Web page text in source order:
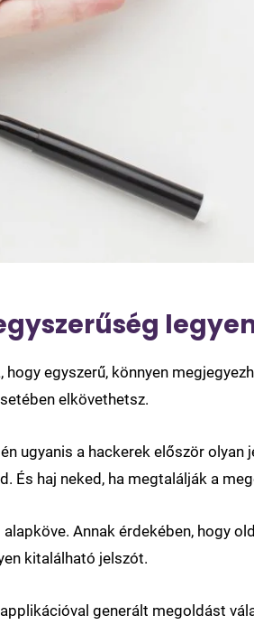
egyszerű, könnyen
elkövethetsz.
ugyanis a hackerek először
És haj neked, ha megtalálják a
Annak érdekében, hogy
kitalálható jelszót.
generált megoldást